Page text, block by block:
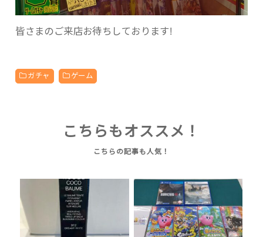
皆さまのご来店お待ちしております!
ガチャ ゲーム
こちらもオススメ！